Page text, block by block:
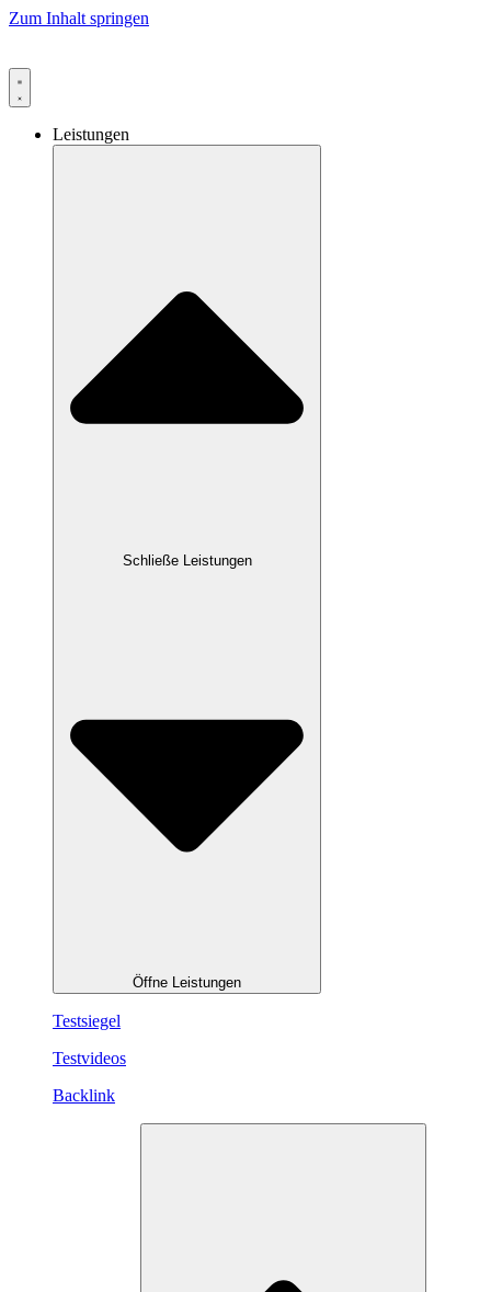
Zum Inhalt springen
Leistungen
Schließe Leistungen
Öffne Leistungen
Testsiegel
Testvideos
Backlink